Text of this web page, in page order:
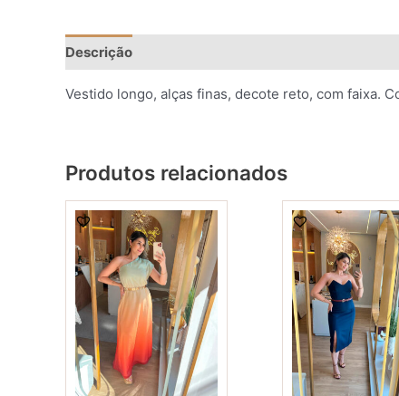
Descrição
Vestido longo, alças finas, decote reto, com faixa.
Produtos relacionados
This
has
multiple
variants.
be